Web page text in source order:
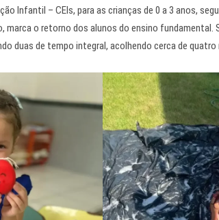
Infantil – CEIs, para as crianças de 0 a 3 anos,
marca o retorno dos alunos do ensino fundamental.
duas de tempo integral, acolhendo cerca de